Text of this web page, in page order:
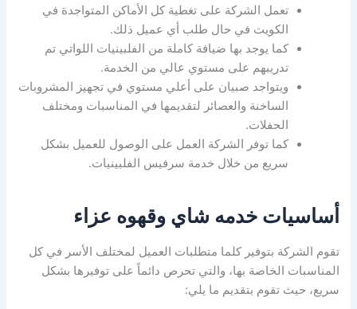
تعمل الشركة على تغطية كل الأماكن المتواجدة في
الكويت في حال طلب أي عميل ذلك.
كما يوجد بها ضيافة كاملة من الفلبينيات اللواتي تم
تدريبهم على مستوي عالي من الخدمة.
ويتواجد صبيان على أعلي مستوي في تجهيز المشروبات
الساخنة والعصائر لتقديمها في المناسبات ومختلف
الحفلات.
كما توفر الشركة العمل على الوصول للعميل بشكل
سريع من خلال خدمة سرفيس الفلبينيات.
أساسيات خدمه شاي وقهوه عزاء
تقوم الشركة بتوفير كلما متطلبات العميل لمختلف الأسر في كل
المناسبات الخاصة بها، والتي تحرص دائماً على توفيرها بشكل
سريع، حيث تقوم بتقديم ما يلي: